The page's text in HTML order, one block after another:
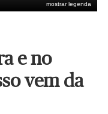
mostrar legenda
e no
vem da